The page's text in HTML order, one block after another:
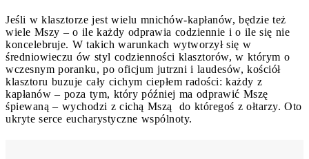
Jeśli w klasztorze jest wielu mnichów-kapłanów, będzie też
wiele Mszy – o ile każdy odprawia codziennie i o ile się nie
koncelebruje. W takich warunkach wytworzył się w
średniowieczu ów styl codzienności klasztorów, w którym o
wczesnym poranku, po oficjum jutrzni i laudesów, kościół
klasztoru buzuje cały cichym ciepłem radości: każdy z
kapłanów – poza tym, który później ma odprawić Mszę
śpiewaną – wychodzi z cichą Mszą do któregoś z ołtarzy. Oto
ukryte serce eucharystyczne wspólnoty.